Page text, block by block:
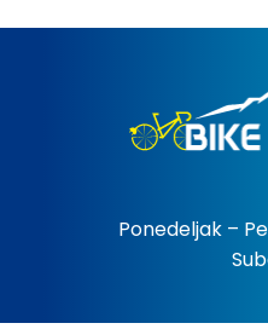
Ponedeljak –